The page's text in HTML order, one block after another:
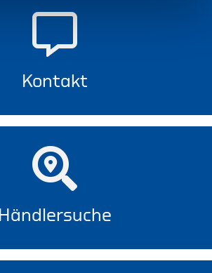
Kontakt
Händlersuche